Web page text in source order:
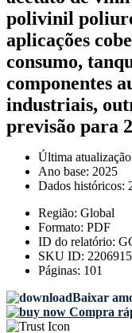
polivinil
aplicações
consumo,
componentes
industriais,
previsão para
Última
Ano base: 2025
Dados históricos:
Região: Global
Formato: PDF
ID do relatório:
SKU ID:
Páginas: 101
Baixar
Compra